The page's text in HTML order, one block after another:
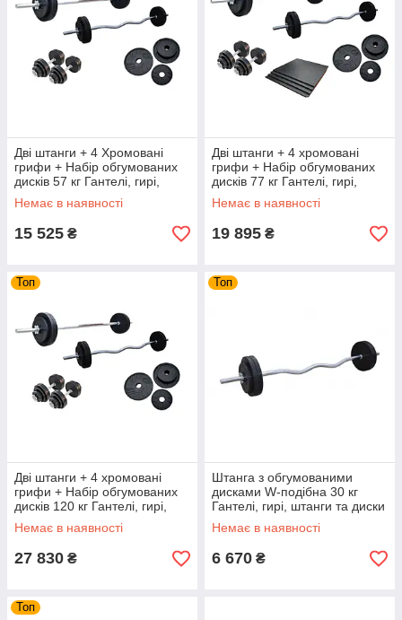
Дві штанги + 4 Хромовані
грифи + Набір обгумованих
дисків 57 кг Гантелі, гирі,
штанги та диски
Немає в наявності
15 525 ₴
Дві штанги + 4 хромовані
грифи + Набір обгумованих
дисків 77 кг Гантелі, гирі,
штанги та диски
Немає в наявності
19 895 ₴
Топ
Дві штанги + 4 хромовані
грифи + Набір обгумованих
дисків 120 кг Гантелі, гирі,
штанги та диски
Немає в наявності
27 830 ₴
Топ
Штанга з обгумованими
дисками W-подібна 30 кг
Гантелі, гирі, штанги та диски
металеві розбірні
Немає в наявності
6 670 ₴
Топ